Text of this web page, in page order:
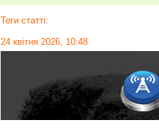
Теги статті:
24 квітня 2026, 10:48